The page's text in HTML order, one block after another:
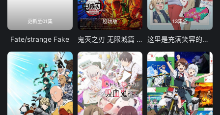
更新至01集
Fate/strange Fake
剧场版
鬼灭之刃 无限城篇 第一章 猗窝座再袭
13集全
这里是充满笑容的职场。